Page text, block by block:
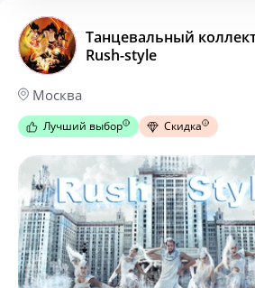
Танцевальный
Rush-style
Москва
Лучший выбор Скидка